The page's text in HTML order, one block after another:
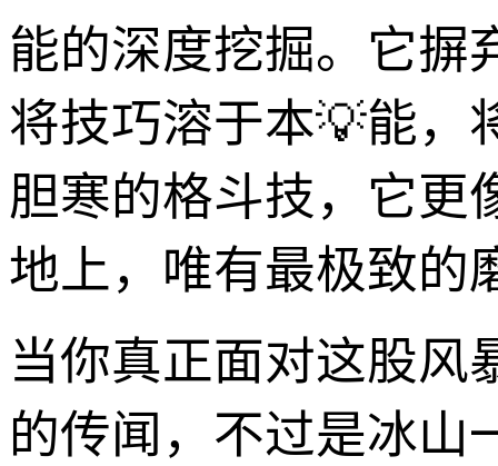
能的深度挖掘。它摒
将技巧溶于本💡能，
胆寒的格斗技，它更
地上，唯有最极致的
当你真正面对这股风
的传闻，不过是冰山